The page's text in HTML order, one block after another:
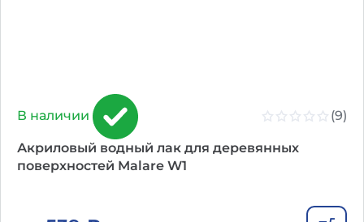
В наличии (9)
Акриловый водный лак для деревянных
поверхностей Malare W1